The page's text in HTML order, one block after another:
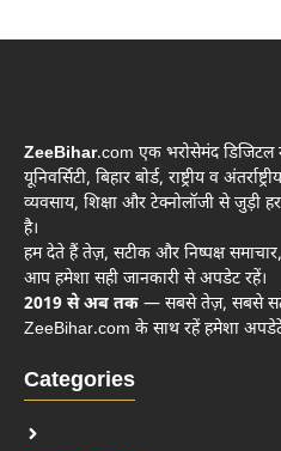
ZeeBihar.com एक भरोसेमंद डिजिटल
यूनिवर्सिटी, बिहार बोर्ड, राष्ट्रीय व
व्यवसाय, शिक्षा और टेक्नोलॉजी से जुड़ी
है।
हम देते हैं तेज़, सटीक और निष्पक्ष
आप हमेशा सही जानकारी से अपडेट रहें।
2019 से अब तक — सबसे तेज़, सबसे
ZeeBihar.com के साथ रहें हमेशा
Categories